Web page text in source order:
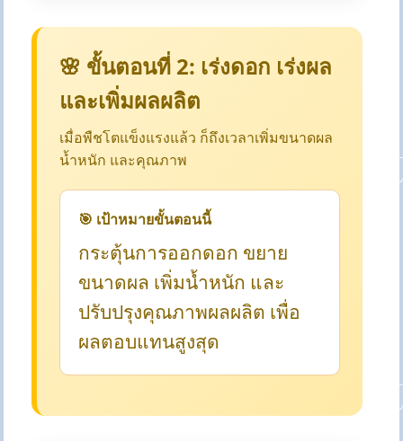
🌸 ขั้นตอนที่ 2: เร่งดอก เร่งผล
และเพิ่มผลผลิต
เมื่อพืชโตแข็งแรงแล้ว ก็ถึงเวลาเพิ่มขนาดผล
น้ำหนัก และคุณภาพ
🎯 เป้าหมายขั้นตอนนี้
กระตุ้นการออกดอก ขยาย
ขนาดผล เพิ่มน้ำหนัก และ
ปรับปรุงคุณภาพผลผลิต เพื่อ
ผลตอบแทนสูงสุด